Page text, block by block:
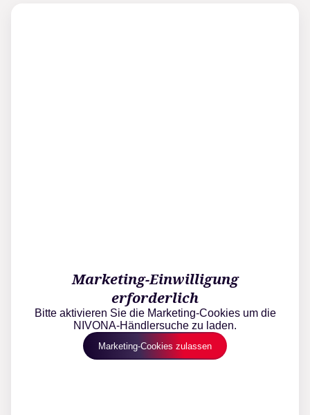
Marketing-Einwilligung
erforderlich
Bitte aktivieren Sie die Marketing-Cookies um die
NIVONA-Händlersuche zu laden.
Marketing-Cookies zulassen